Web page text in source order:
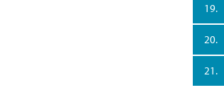
19.
20.
21.